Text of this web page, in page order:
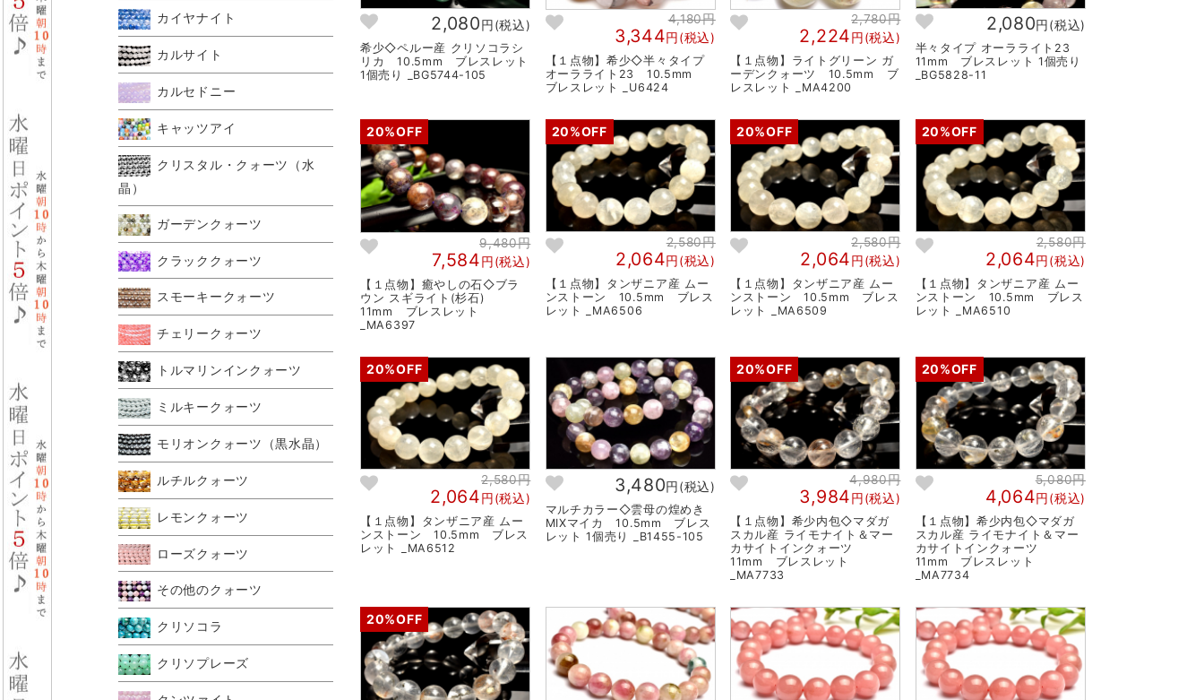
カイヤナイト
カルサイト
カルセドニー
キャッツアイ
クリスタル・クォーツ（水
晶）
ガーデンクォーツ
クラッククォーツ
スモーキークォーツ
チェリークォーツ
トルマリンインクォーツ
ミルキークォーツ
モリオンクォーツ（黒水晶）
ルチルクォーツ
レモンクォーツ
ローズクォーツ
その他のクォーツ
クリソコラ
クリソプレーズ
2,080円(税込)
希少◇ペルー産 クリソコラシ
リカ 10.5mm ブレスレット
1個売り _BG5744-105
4,180円
3,344円(税込)
【１点物】希少◇半々タイプ
オーラライト23 10.5mm
ブレスレット _U6424
2,780円
2,224円(税込)
【１点物】ライトグリーン ガ
ーデンクォーツ 10.5mm ブ
レスレット _MA4200
2,080円(税込)
半々タイプ オーラライト23
11mm ブレスレット 1個売り
_BG5828-11
20%OFF
9,480円
7,584円(税込)
【１点物】癒やしの石◇ブラ
ウン スギライト(杉石)
11mm ブレスレット
_MA6397
20%OFF
2,580円
2,064円(税込)
【１点物】タンザニア産 ムー
ンストーン 10.5mm ブレス
レット _MA6506
20%OFF
2,580円
2,064円(税込)
【１点物】タンザニア産 ムー
ンストーン 10.5mm ブレス
レット _MA6509
20%OFF
2,580円
2,064円(税込)
【１点物】タンザニア産 ムー
ンストーン 10.5mm ブレス
レット _MA6510
20%OFF
2,580円
2,064円(税込)
【１点物】タンザニア産 ムー
ンストーン 10.5mm ブレス
レット _MA6512
3,480円(税込)
マルチカラー◇雲母の煌めき
MIXマイカ 10.5mm ブレス
レット 1個売り _B1455-105
20%OFF
4,980円
3,984円(税込)
【１点物】希少内包◇マダガ
スカル産 ライモナイト＆マー
カサイトインクォーツ
11mm ブレスレット
_MA7733
20%OFF
5,080円
4,064円(税込)
【１点物】希少内包◇マダガ
スカル産 ライモナイト＆マー
カサイトインクォーツ
11mm ブレスレット
_MA7734
20%OFF